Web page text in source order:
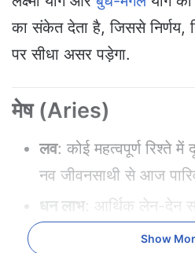
का संकेत देता है, जिससे
पर सीधा असर पड़ेगा.​
मेष (Aries)
लव: कोई महत्वपूर्ण रिश्ते में
नव जीवनसाथी से आज
धन लाभ: आर्थिक लेन-देन
आय में वृद्धि के संकेत हैं।
Show